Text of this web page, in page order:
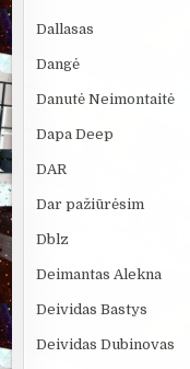
Dallasas
Dangė
Danutė Neimontaitė
Dapa Deep
DAR
Dar pažiūrėsim
Dblz
Deimantas Alekna
Deividas Bastys
Deividas Dubinovas